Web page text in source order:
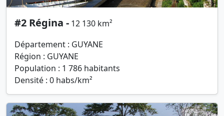
#2 Régina - 12 130 km²
Département : GUYANE
Région : GUYANE
Population : 1 786 habitants
Densité : 0 habs/km²